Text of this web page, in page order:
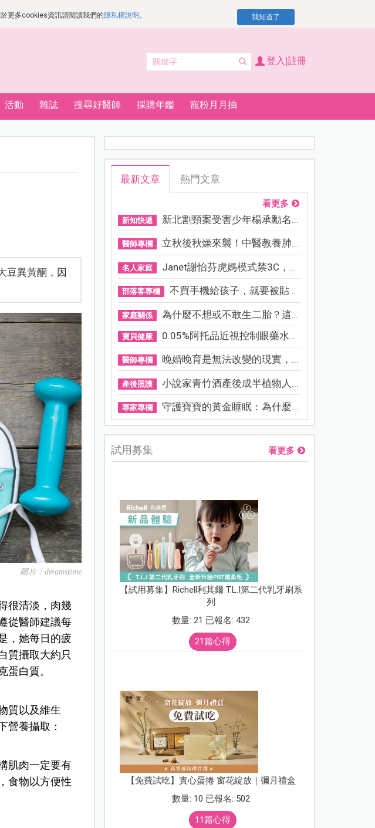
更多cookies資訊請閱讀我們的隱私權說明 。 我知道了
登入|註冊
活動 雜誌 搜尋好醫師 採購年鑑 寵粉月月抽
豆異黃酮，因
圖片：dreamstime
很清淡，肉幾
從醫師建議每
，她每日的疲
質攝取大約只
蛋白質。
質以及維生
營養攝取：
肌肉一定要有
食物以方便性
最新文章 熱門文章
看更多
新知快遞 新北割頸案受害少年楊承勳名...
醫師專欄 立秋後秋燥來襲！中醫教養肺...
名人家庭 Janet謝怡芬虎媽模式禁3C，看...
部落客專欄 不買手機給孩子，就要被貼「...
家庭關係 為什麼不想或不敢生二胎？這8...
寶貝健康 0.05%阿托品近視控制眼藥水納...
醫師專欄 晚婚晚育是無法改變的現實，...
產後照護 小說家青竹酒產後成半植物人...
專家專欄 守護寶寶的黃金睡眠：為什麼...
試用募集 看更多
【試用募集】Richell利其爾 T.L.I第二代乳牙刷系
列
數量: 21 已報名: 432
21篇心得
【免費試吃】實心蛋捲 窗花綻放｜彌月禮盒
數量: 10 已報名: 502
11篇心得